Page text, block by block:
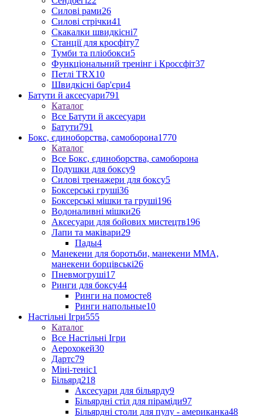
Силові рами26
Силові стрічки41
Скакалки швидкісні7
Станції для кросфіту7
Тумби та пліобокси5
Функціональний тренінг і Кроссфіт37
Петлі TRX10
Швидкісні бар'єри4
Батути й аксесуари791
Каталог
Все Батути й аксесуари
Батути791
Бокс, єдиноборства, самоборона1770
Каталог
Все Бокс, єдиноборства, самоборона
Подушки для боксу9
Силові тренажери для боксу5
Боксерські груші36
Боксерські мішки та груші196
Водоналивні мішки26
Аксесуари для бойових мистецтв196
Лапи та маківари29
Пады4
Манекени для боротьби, манекени ММА,
манекени борцівські26
Пневмогруші17
Ринги для боксу44
Ринги на помосте8
Ринги напольные10
Настільні Ігри555
Каталог
Все Настільні Ігри
Аерохокей30
Дартс79
Міні-теніс1
Більярд218
Аксесуари для більярду9
Більярдні стіл для піраміди97
Більярдні столи для пулу - американка48